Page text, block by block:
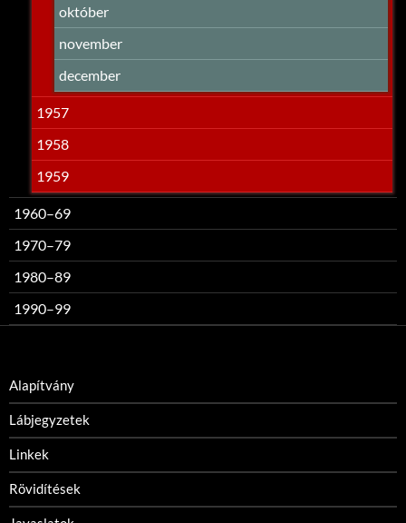
október
november
december
1957
1958
1959
1960–69
1970–79
1980–89
1990–99
Alapítvány
Lábjegyzetek
Linkek
Rövidítések